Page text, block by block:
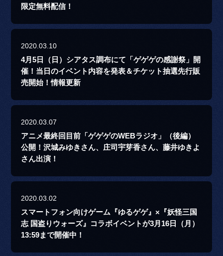
限定無料配信！
2020.03.10
4月5日（日）シアタス調布にて「ゲゲゲの感謝祭」開
催！当日のイベント内容を発表＆チケット抽選先行販
売開始！情報更新
2020.03.07
アニメ最終回目前「ゲゲゲのWEBラジオ」（後編）
公開！沢城みゆきさん、庄司宇芽香さん、藤井ゆきよ
さん出演！
2020.03.02
スマートフォン向けゲーム『ゆるゲゲ』×『妖怪三国
志 国盗りウォーズ』コラボイベントが3月16日（月）
13:59まで開催中！